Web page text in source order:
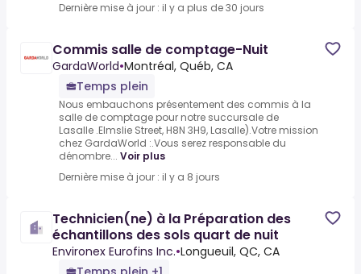
Dernière mise à jour : il y a plus de 30 jours
Commis salle de comptage-Nuit
GardaWorld•Montréal, Québ, CA
Temps plein
Nous embauchons présentement des commis à la
salle de comptage pour notre succursale de
Lasalle .Elmslie Street, H8N 3H9, Lasalle).Votre mission
chez GardaWorld :.Vous serez responsable du
dénombre... Voir plus
Dernière mise à jour : il y a 8 jours
Technicien(ne) à la Préparation des
échantillons des sols quart de nuit
Environex Eurofins Inc.•Longueuil, QC, CA